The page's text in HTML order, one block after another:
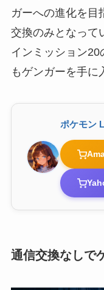
ガーへの進化を目
交換のみとなって
インミッション
もゲンガーを手に
ポケモン
通信交換なしで